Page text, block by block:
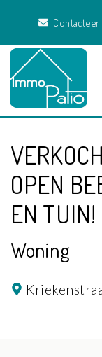
Contacteer
OPEN
EN TUIN!
Woning